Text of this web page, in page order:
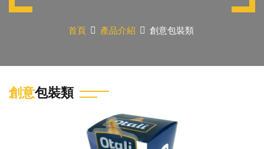
首頁 產品介紹 創意包裝類
創意包裝類